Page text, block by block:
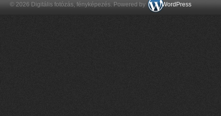
© 2026 Digitális fotózás, fényképezés. Powered by WordPress